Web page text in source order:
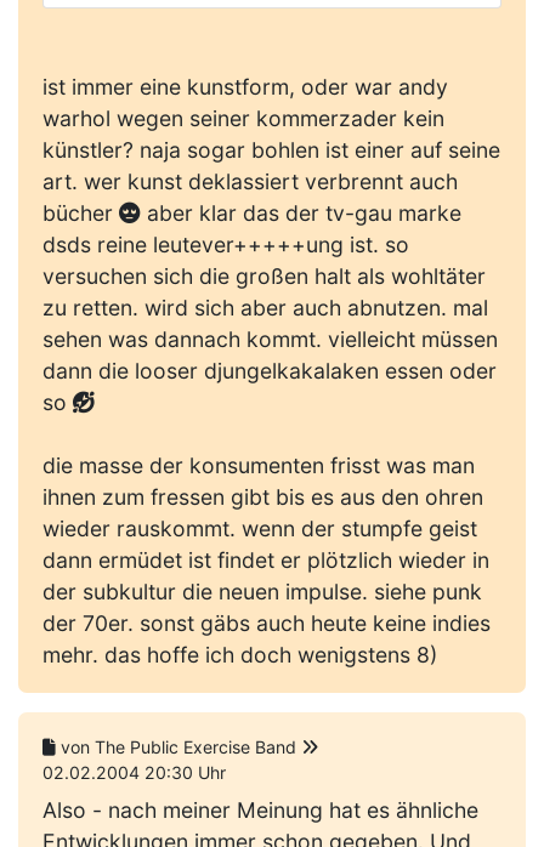
ist immer eine kunstform, oder war andy
warhol wegen seiner kommerzader kein
künstler? naja sogar bohlen ist einer auf seine
art. wer kunst deklassiert verbrennt auch
bücher
aber klar das der tv-gau marke
dsds reine leutever+++++ung ist. so
versuchen sich die großen halt als wohltäter
zu retten. wird sich aber auch abnutzen. mal
sehen was dannach kommt. vielleicht müssen
dann die looser djungelkakalaken essen oder
so
die masse der konsumenten frisst was man
ihnen zum fressen gibt bis es aus den ohren
wieder rauskommt. wenn der stumpfe geist
dann ermüdet ist findet er plötzlich wieder in
der subkultur die neuen impulse. siehe punk
der 70er. sonst gäbs auch heute keine indies
mehr. das hoffe ich doch wenigstens 8)
von The Public Exercise Band
02.02.2004 20:30 Uhr
Also - nach meiner Meinung hat es ähnliche
Entwicklungen immer schon gegeben. Und